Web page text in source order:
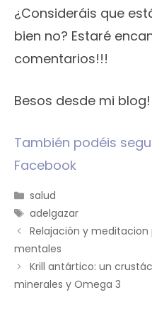
¿Consideráis que
bien no? Estaré
comentarios!!!
Besos desde mi
También podéis
Facebook
Categorías
salud
Etiquetas
adelgazar
Relajación y
mentales
Krill antártico: un
minerales y Omega 3